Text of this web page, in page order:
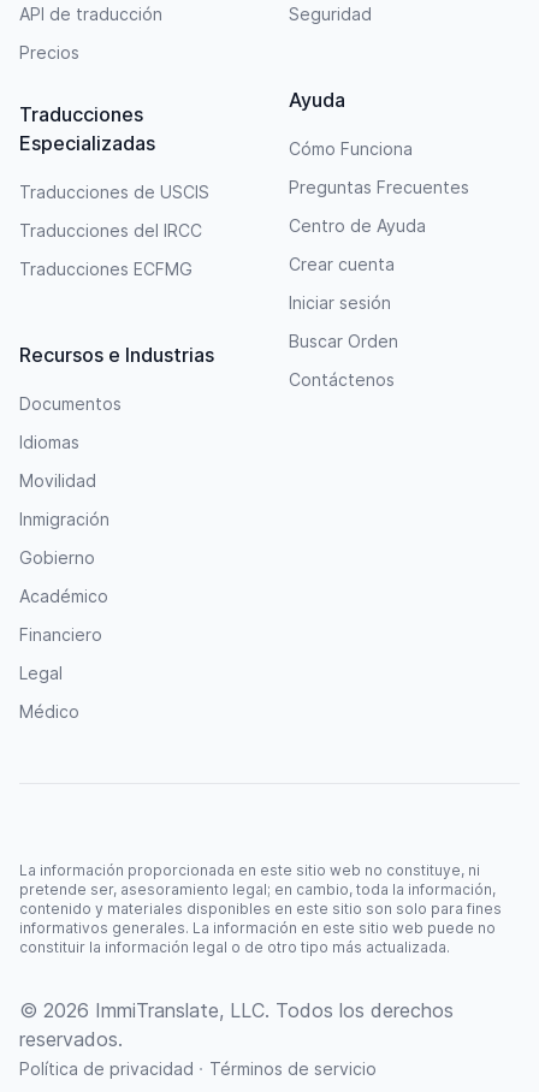
API de traducción
Precios
Traducciones
Especializadas
Traducciones de USCIS
Traducciones del IRCC
Traducciones ECFMG
Recursos e Industrias
Documentos
Idiomas
Movilidad
Inmigración
Gobierno
Académico
Financiero
Legal
Médico
Seguridad
Ayuda
Cómo Funciona
Preguntas Frecuentes
Centro de Ayuda
Crear cuenta
Iniciar sesión
Buscar Orden
Contáctenos
La información proporcionada en este sitio web no constituye, ni
pretende ser, asesoramiento legal; en cambio, toda la información,
contenido y materiales disponibles en este sitio son solo para fines
informativos generales. La información en este sitio web puede no
constituir la información legal o de otro tipo más actualizada.
© 2026 ImmiTranslate, LLC. Todos los derechos
reservados.
Política de privacidad · Términos de servicio